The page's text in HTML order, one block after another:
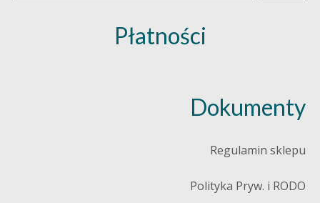
Płatności
Dokumenty
Regulamin sklepu
Polityka Pryw. i RODO